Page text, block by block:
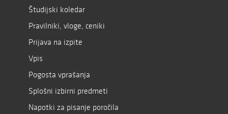
Študijski koledar
Pravilniki, vloge, ceniki
Prijava na izpite
Vpis
Pogosta vprašanja
Splošni izbirni predmeti
Napotki za pisanje poročila